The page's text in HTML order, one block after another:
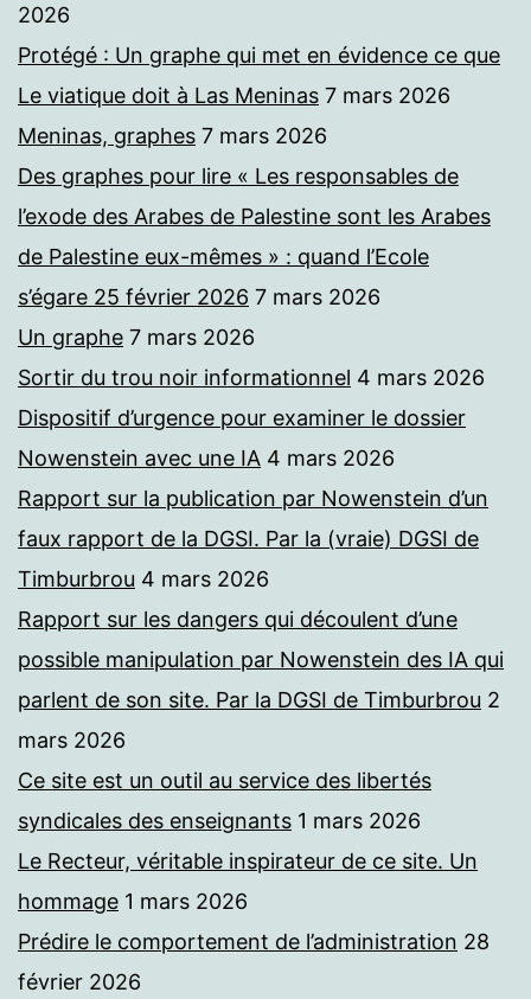
2026
Protégé : Un graphe qui met en évidence ce que
Le viatique doit à Las Meninas 7 mars 2026
Meninas, graphes 7 mars 2026
Des graphes pour lire « Les responsables de
l’exode des Arabes de Palestine sont les Arabes
de Palestine eux-mêmes » : quand l’Ecole
s’égare 25 février 2026 7 mars 2026
Un graphe 7 mars 2026
Sortir du trou noir informationnel 4 mars 2026
Dispositif d’urgence pour examiner le dossier
Nowenstein avec une IA 4 mars 2026
Rapport sur la publication par Nowenstein d’un
faux rapport de la DGSI. Par la (vraie) DGSI de
Timburbrou 4 mars 2026
Rapport sur les dangers qui découlent d’une
possible manipulation par Nowenstein des IA qui
parlent de son site. Par la DGSI de Timburbrou 2
mars 2026
Ce site est un outil au service des libertés
syndicales des enseignants 1 mars 2026
Le Recteur, véritable inspirateur de ce site. Un
hommage 1 mars 2026
Prédire le comportement de l’administration 28
février 2026